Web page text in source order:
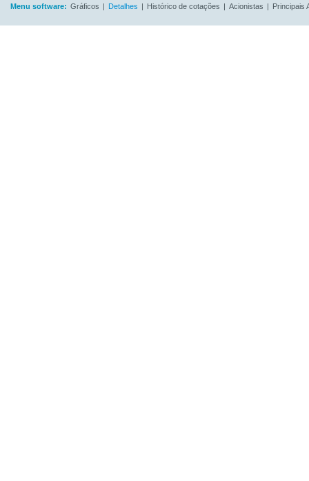
Menu software: Gráficos | Detalhes | Histórico de cotações | Acionistas | Principais